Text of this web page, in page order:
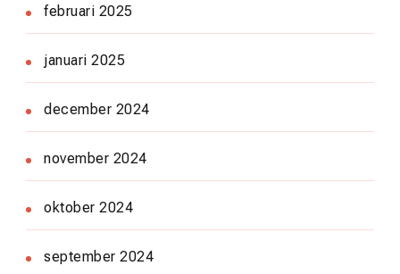
februari 2025
januari 2025
december 2024
november 2024
oktober 2024
september 2024